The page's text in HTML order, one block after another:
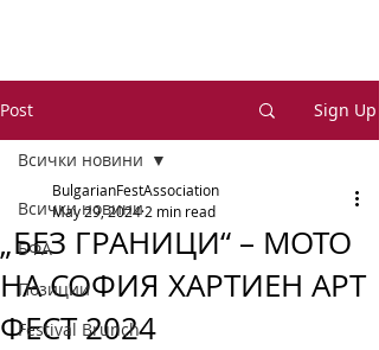
Post Sign Up
Всички новини
БФА
Позиции
Festival Brunch
Всички новини
„БЕЗ ГРАНИЦИ“ – МОТО
НА СОФИЯ ХАРТИЕН АРТ
ФЕСТ 2024
BulgarianFestAssociation
May 29, 2024 2 min read